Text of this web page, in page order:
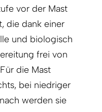
vor der Mast
die dank einer
und biologisch
frei von
die Mast
bei niedriger
werden sie